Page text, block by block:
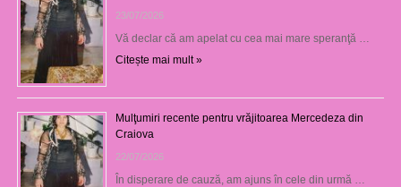
23/07/2026
Vă declar că am apelat cu cea mai mare speranţă …
Citește mai mult »
Mulţumiri recente pentru vrăjitoarea Mercedeza din
Craiova
22/07/2026
În disperare de cauză, am ajuns în cele din urmă …